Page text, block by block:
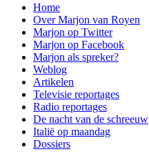
Home
Over Marjon van Royen
Marjon op Twitter
Marjon op Facebook
Marjon als spreker?
Weblog
Artikelen
Televisie reportages
Radio reportages
De nacht van de schreeuw
Italië op maandag
Dossiers